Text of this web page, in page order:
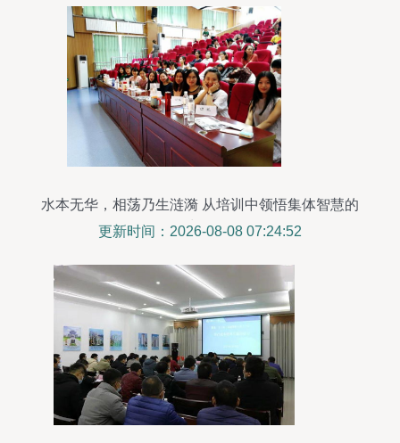
水本无华，相荡乃生涟漪 从培训中领悟集体智慧的
力量
更新时间：2026-08-08 07:24:52